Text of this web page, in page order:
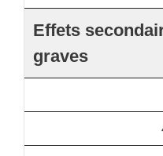
Effets
graves